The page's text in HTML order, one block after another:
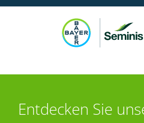
Entdecken Sie